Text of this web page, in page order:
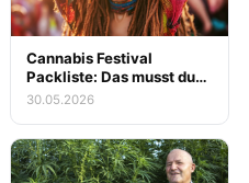
Cannabis Festival
Packliste: Das musst du
mitnehmen
30.05.2026